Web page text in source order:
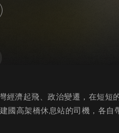
經濟起飛、政治變遷，在短短
國高架橋休息站的司機，各自